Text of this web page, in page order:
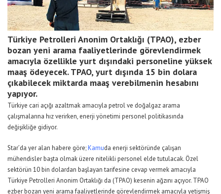
Türkiye Petrolleri Anonim Ortaklığı (TPAO), ezber
bozan yeni arama faaliyetlerinde görevlendirmek
amacıyla özellikle yurt dışındaki personeline yüksek
maaş ödeyecek. TPAO, yurt dışında 15 bin dolara
çıkabilecek miktarda maaş verebilmenin hesabını
yapıyor.
Türkiye cari açığı azaltmak amacıyla petrol ve doğalgaz arama
çalışmalarına hız verirken, enerji yönetimi personel politikasında
değişikliğe gidiyor.
Star’da yer alan habere göre;Kamuda enerji sektöründe çalışan
mühendisler başta olmak üzere nitelikli personel elde tutulacak. Özel
sektörün 10 bin dolardan başlayan tarifesine cevap vermek amacıyla
Türkiye Petrolleri Anonim Ortaklığı da (TPAO) kesenin ağzını açıyor. TPAO
ezber bozan yeni arama faaliyetlerinde görevlendirmek amacıyla yetişmiş